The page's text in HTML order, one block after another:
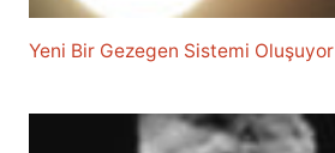
Yeni Bir Gezegen Sistemi Oluşuyor